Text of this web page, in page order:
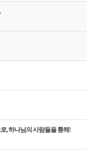
, 하나님의 사람들을 통해!